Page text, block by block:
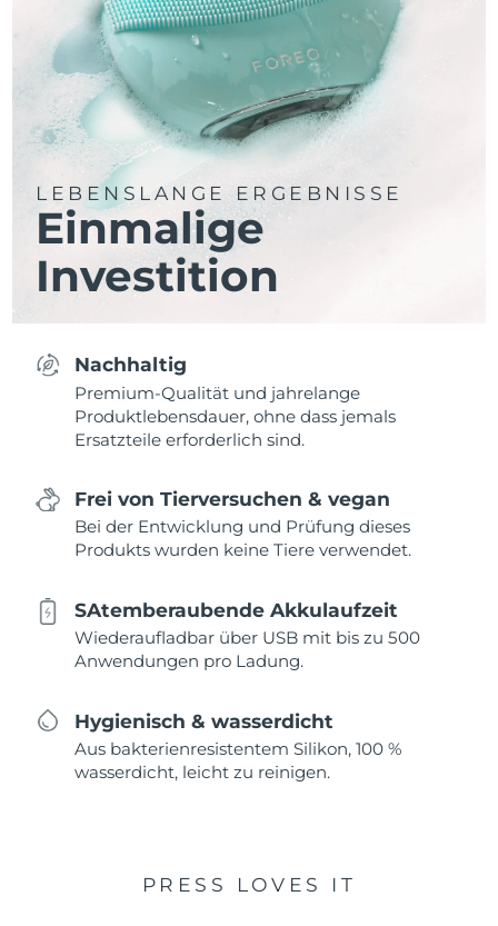
LEBENSLANGE ERGEBNISSE
Einmalige
Investition
Nachhaltig
Premium-Qualität und jahrelange
Produktlebensdauer, ohne dass jemals
Ersatzteile erforderlich sind.
Frei von Tierversuchen & vegan
Bei der Entwicklung und Prüfung dieses
Produkts wurden keine Tiere verwendet.
SAtemberaubende Akkulaufzeit
Wiederaufladbar über USB mit bis zu 500
Anwendungen pro Ladung.
Hygienisch & wasserdicht
Aus bakterienresistentem Silikon, 100 %
wasserdicht, leicht zu reinigen.
PRESS LOVES IT